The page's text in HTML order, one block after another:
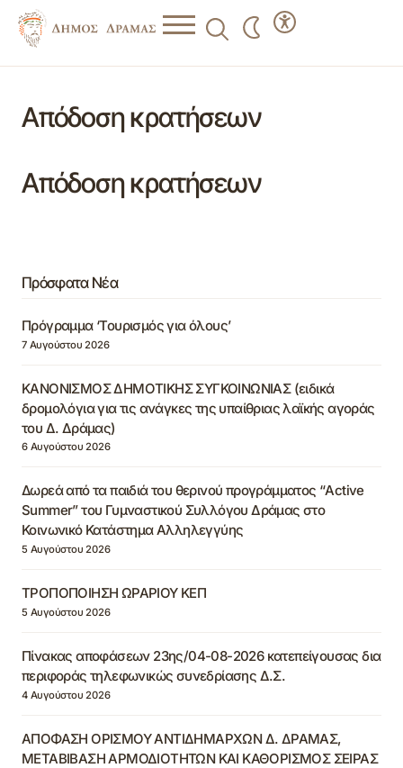
Απόδοση κρατήσεων
Απόδοση κρατήσεων
Πρόσφατα Νέα
Πρόγραμμα ‘Τουρισμός για όλους’
7 Αυγούστου 2026
ΚΑΝΟΝΙΣΜΟΣ ΔΗΜΟΤΙΚΗΣ ΣΥΓΚΟΙΝΩΝΙΑΣ (ειδικά
δρομολόγια για τις ανάγκες της υπαίθριας λαϊκής αγοράς
του Δ. Δράμας)
6 Αυγούστου 2026
Δωρεά από τα παιδιά του θερινού προγράμματος “Active
Summer” του Γυμναστικού Συλλόγου Δράμας στο
Κοινωνικό Κατάστημα Αλληλεγγύης
5 Αυγούστου 2026
ΤΡΟΠΟΠΟΙΗΣΗ ΩΡΑΡΙΟΥ ΚΕΠ
5 Αυγούστου 2026
Πίνακας αποφάσεων 23ης/04-08-2026 κατεπείγουσας δια
περιφοράς τηλεφωνικώς συνεδρίασης Δ.Σ.
4 Αυγούστου 2026
ΑΠΟΦΑΣΗ ΟΡΙΣΜΟΥ ΑΝΤΙΔΗΜΑΡΧΩΝ Δ. ΔΡΑΜΑΣ,
ΜΕΤΑΒΙΒΑΣΗ ΑΡΜΟΔΙΟΤΗΤΩΝ ΚΑΙ ΚΑΘΟΡΙΣΜΟΣ ΣΕΙΡΑΣ